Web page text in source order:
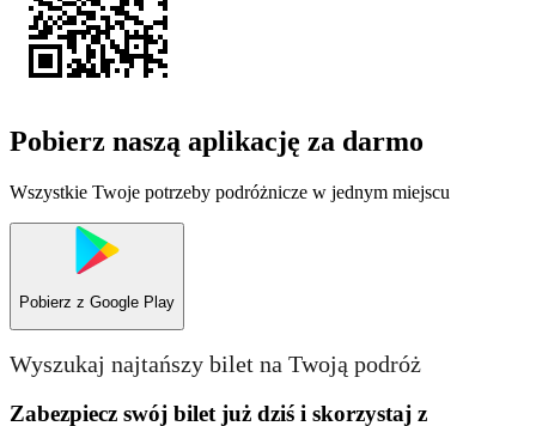
Pobierz naszą aplikację za darmo
Wszystkie Twoje potrzeby podróżnicze w jednym miejscu
Pobierz z Google Play
Wyszukaj najtańszy bilet na Twoją podróż
Zabezpiecz swój bilet już dziś i skorzystaj z